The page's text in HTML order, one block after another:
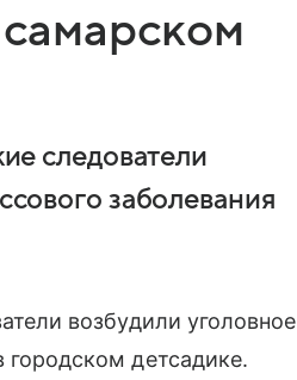
следователи
заболевания
возбудили уголовное
детсадике.